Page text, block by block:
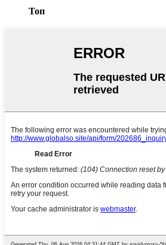
Топ